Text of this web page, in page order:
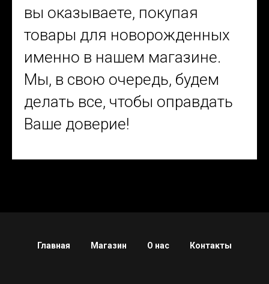
вы оказываете, покупая
товары для новорожденных
именно в нашем магазине.
Мы, в свою очередь, будем
делать все, чтобы оправдать
Ваше доверие!
Главная Магазин О нас Контакты